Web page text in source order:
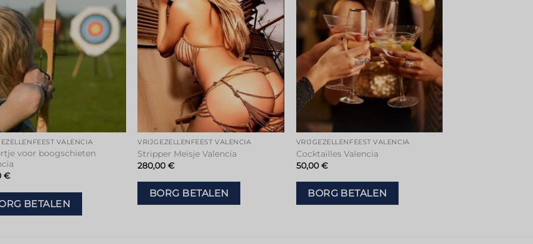
VALENCIA
voor boogschieten
€
BETALEN
VRIJGEZELLENFEEST VALENCIA
Stripper Meisje Valencia
280,00€
BORG BETALEN
VRIJGEZELLENFEEST VALENCIA
Cocktailles Valencia
50,00 €
BORG BETALEN